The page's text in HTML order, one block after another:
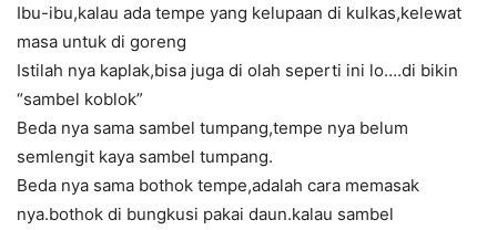
Ibu-ibu,kalau ada tempe yang kelupaan di kulkas,kelewat
masa untuk di goreng
Istilah nya kaplak,bisa juga di olah seperti ini lo….di bikin
“sambel koblok”
Beda nya sama sambel tumpang,tempe nya belum
semlengit kaya sambel tumpang.
Beda nya sama bothok tempe,adalah cara memasak
nya.bothok di bungkusi pakai daun.kalau sambel